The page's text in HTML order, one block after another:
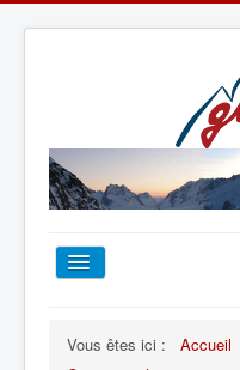
Vous êtes ici : Accueil